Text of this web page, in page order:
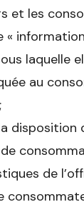
et les
«
laquelle
au
disposition
de